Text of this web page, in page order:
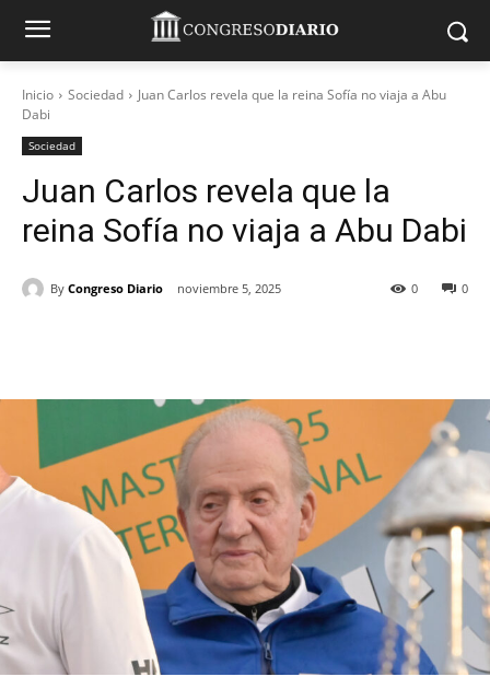
Inicio Sociedad
Juan Carlos revela que la reina Sofía no viaja a Abu
Dabi
Sociedad
Juan Carlos revela que la
reina Sofía no viaja a Abu Dabi
By Congreso Diario noviembre 5, 2025 0
0